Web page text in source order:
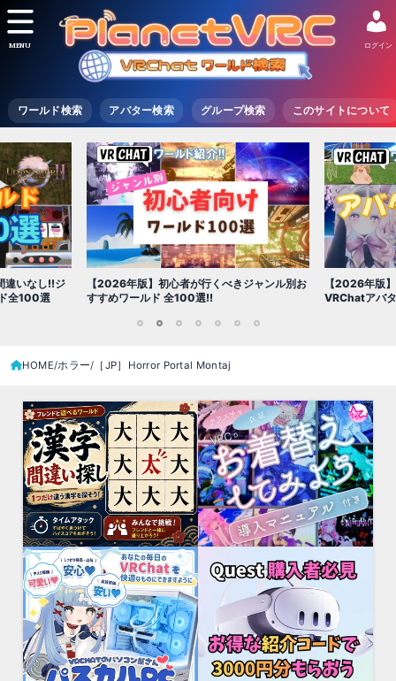
ワールド検索 アバター検索 グループ検索 このサイトについて
ログイン
MENU
違いなし!!ジ
全100選
【2026年版】初心者が行くべきジャンル別お
すすめワールド 全100選!!
【2026年版
VRChatアバ
HOME ホラー ［JP］Horror Portal Montaj